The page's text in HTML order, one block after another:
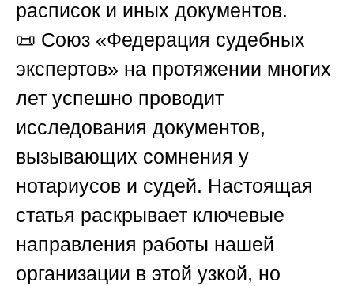
расписок и иных документов.
📜 Союз «Федерация судебных
экспертов» на протяжении многих
лет успешно проводит
исследования документов,
вызывающих сомнения у
нотариусов и судей. Настоящая
статья раскрывает ключевые
направления работы нашей
организации в этой узкой, но